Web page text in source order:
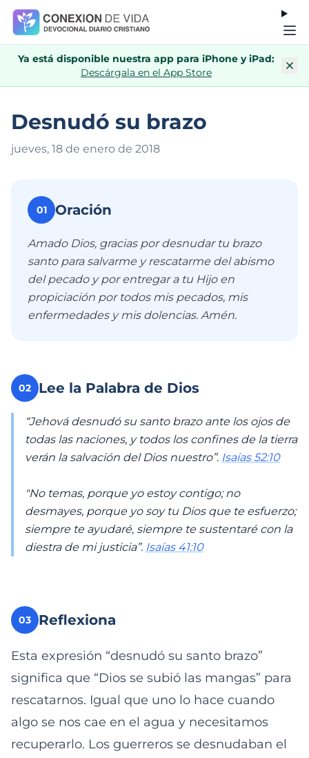
Ya está disponible nuestra app para iPhone y iPad:
Descárgala en el App Store
Desnudó su brazo
jueves, 18 de enero de 2018
01 Oración
Amado Dios, gracias por desnudar tu brazo
santo para salvarme y rescatarme del abismo
del pecado y por entregar a tu Hijo en
propiciación por todos mis pecados, mis
enfermedades y mis dolencias. Amén.
02 Lee la Palabra de Dios
“Jehová desnudó su santo brazo ante los ojos de
todas las naciones, y todos los confines de la tierra
verán la salvación del Dios nuestro”. Isaías 52:10
"No temas, porque yo estoy contigo; no
desmayes, porque yo soy tu Dios que te esfuerzo;
siempre te ayudaré, siempre te sustentaré con la
diestra de mi justicia”. Isaías 41:10
03 Reflexiona
Esta expresión “desnudó su santo brazo”
significa que “Dios se subió las mangas” para
rescatarnos. Igual que uno lo hace cuando
algo se nos cae en el agua y necesitamos
recuperarlo. Los guerreros se desnudaban el